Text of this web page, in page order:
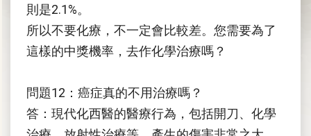
則是2.1%。
所以不要化療，不一定會比較差。您需要為了
這樣的中獎機率，去作化學治療嗎？
問題12：癌症真的不用治療嗎？
答：現代化西醫的醫療行為，包括開刀、化學